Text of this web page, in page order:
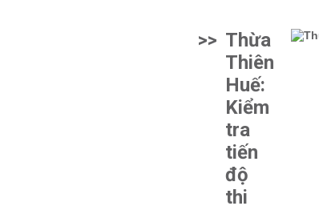
>> Thừa
Thiên
Huế:
Kiểm
tra
tiến
độ
thi